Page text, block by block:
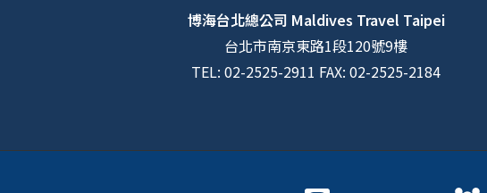
博海台北總公司 Maldives Travel Taipei
台北市南京東路1段120號9樓
TEL: 02-2525-2911 FAX: 02-2525-2184